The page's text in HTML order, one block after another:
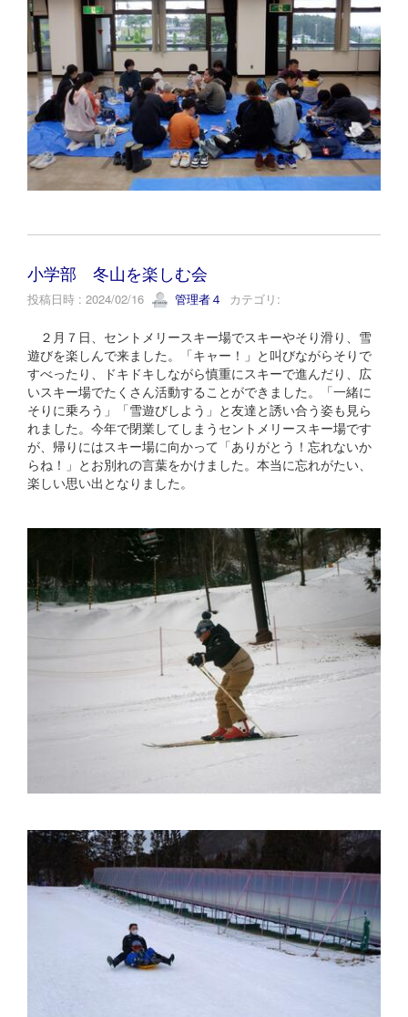
小学部 冬山を楽しむ会
投稿日時 : 2024/02/16 管理者４ カテゴリ:
２月７日、セントメリースキー場でスキーやそり滑り、雪
遊びを楽しんで来ました。「キャー！」と叫びながらそりで
すべったり、ドキドキしながら慎重にスキーで進んだり、広
いスキー場でたくさん活動することができました。「一緒に
そりに乗ろう」「雪遊びしよう」と友達と誘い合う姿も見ら
れました。今年で閉業してしまうセントメリースキー場です
が、帰りにはスキー場に向かって「ありがとう！忘れないか
らね！」とお別れの言葉をかけました。本当に忘れがたい、
楽しい思い出となりました。